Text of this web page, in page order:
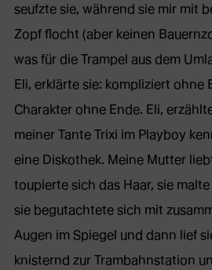
seufzte sie, während sie mir mit
Zopf flocht (aber keinen
was für die Trampel aus dem
Eli, erklärte sie: kompliziert ohne
Charakter ohne Ende. Eli,
meiner Tante Trixi im Playboy
eine Diskothek. Meine Mutter
toupierte sich das Haar, sie
sie begutachtete sich mit
Augen im Spiegel und dann lief
knisternd zur Trambahnstation